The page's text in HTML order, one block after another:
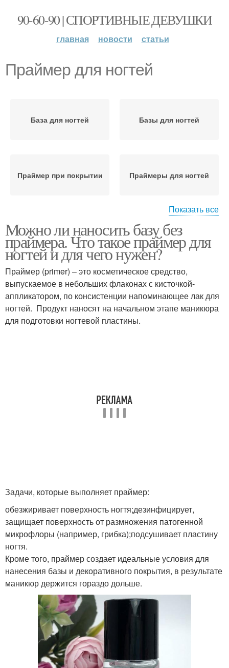
90-60-90 | СПОРТИВНЫЕ ДЕВУШКИ
главная новости статьи
Праймер для ногтей
База для ногтей Базы для ногтей
Праймер при покрытии Праймеры для ногтей
Кислотный праймер Праймер на ногти
Полигель без праймера
Бескислотные
праймеры
Показать все
Можно ли наносить базу без
праймера. Что такое праймер для
ногтей и для чего нужен?
Праймер (primer) – это косметическое средство,
выпускаемое в небольших флаконах с кисточкой-
аппликатором, по консистенции напоминающее лак для
ногтей. Продукт наносят на начальном этапе маникюра
для подготовки ногтевой пластины.
Задачи, которые выполняет праймер:
обезжиривает поверхность ногтя;дезинфицирует,
защищает поверхность от размножения патогенной
микрофлоры (например, грибка);подсушивает пластину
ногтя.
Кроме того, праймер создает идеальные условия для
нанесения базы и декоративного покрытия, в результате
маникюр держится гораздо дольше.